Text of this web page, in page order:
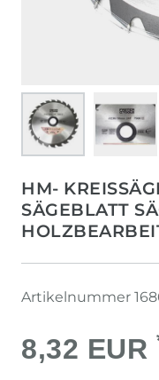
HM-
SÄGEBLATT
Artikelnummer
8,32 EUR